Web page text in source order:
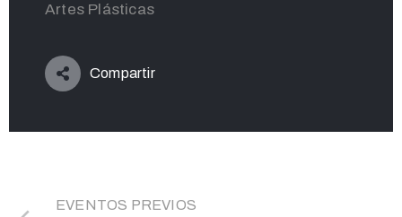
Artes Plásticas
Compartir
EVENTOS PREVIOS